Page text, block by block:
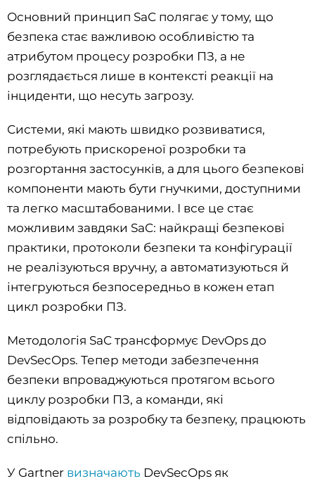
Основний принцип SaC полягає у тому, що
безпека стає важливою особливістю та
атрибутом процесу розробки ПЗ, а не
розглядається лише в контексті реакції на
інциденти, що несуть загрозу.
Системи, які мають швидко розвиватися,
потребують прискореної розробки та
розгортання застосунків, а для цього безпекові
компоненти мають бути гнучкими, доступними
та легко масштабованими. І все це стає
можливим завдяки SaC: найкращі безпекові
практики, протоколи безпеки та конфігурації
не реалізуються вручну, а автоматизуються й
інтегруються безпосередньо в кожен етап
цикл розробки ПЗ.
Методологія SaC трансформує DevOps до
DevSecOps. Тепер методи забезпечення
безпеки впроваджуються протягом всього
циклу розробки ПЗ, а команди, які
відповідають за розробку та безпеку, працюють
спільно.
У Gartner визначають DevSecOps як